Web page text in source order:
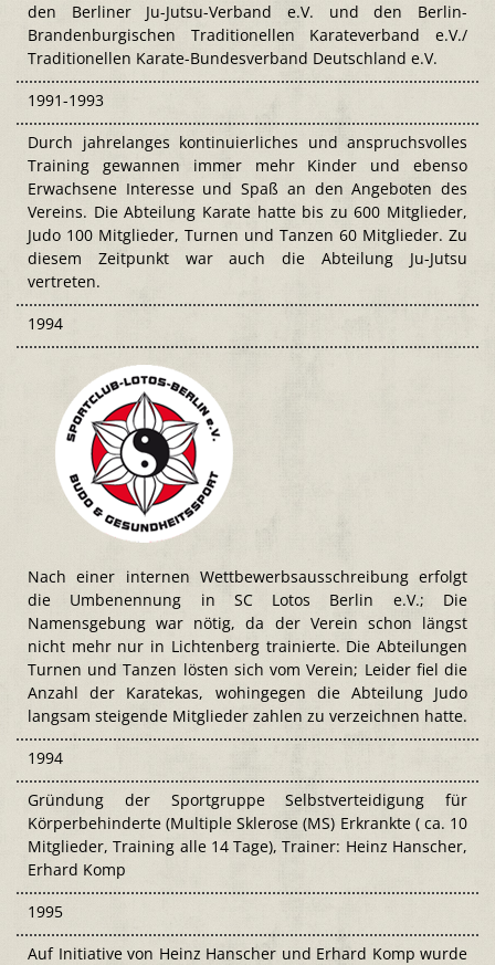
den Berliner Ju-Jutsu-Verband e.V. und den Berlin-
Brandenburgischen Traditionellen Karateverband e.V./
Traditionellen Karate-Bundesverband Deutschland e.V.
1991-1993
Durch jahrelanges kontinuierliches und anspruchsvolles
Training gewannen immer mehr Kinder und ebenso
Erwachsene Interesse und Spaß an den Angeboten des
Vereins. Die Abteilung Karate hatte bis zu 600 Mitglieder,
Judo 100 Mitglieder, Turnen und Tanzen 60 Mitglieder. Zu
diesem Zeitpunkt war auch die Abteilung Ju-Jutsu
vertreten.
1994
Nach einer internen Wettbewerbsausschreibung erfolgt
die Umbenennung in SC Lotos Berlin e.V.; Die
Namensgebung war nötig, da der Verein schon längst
nicht mehr nur in Lichtenberg trainierte. Die Abteilungen
Turnen und Tanzen lösten sich vom Verein; Leider fiel die
Anzahl der Karatekas, wohingegen die Abteilung Judo
langsam steigende Mitglieder zahlen zu verzeichnen hatte.
1994
Gründung der Sportgruppe Selbstverteidigung für
Körperbehinderte (Multiple Sklerose (MS) Erkrankte ( ca. 10
Mitglieder, Training alle 14 Tage), Trainer: Heinz Hanscher,
Erhard Komp
1995
Auf Initiative von Heinz Hanscher und Erhard Komp wurde